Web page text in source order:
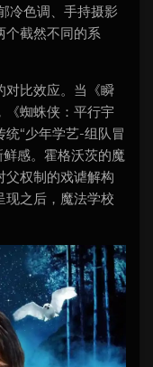
冷色调、手持摄影
个截然不同的系
对比效应。当《瞬
《蜘蛛侠：平行宇
“少年学艺-组队冒
感。霍格沃茨的魔
父权制的戏谑解构
现之后，魔法学校